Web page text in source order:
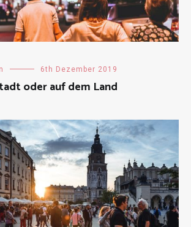
6th Dezember 2019
oder auf dem Land